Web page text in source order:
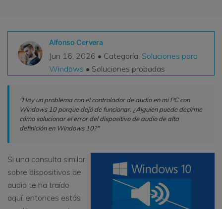
Recupera datos perdidos/eliminados gratis
Pruébalo Gratis
Otros Productos
Repairit - Reparar Datos
Alfonso Cervera
Jun 16, 2026 • Categoría: Soluciones para
Windows • Soluciones probadas
"Hay un problema con el controlador de audio en mi PC con
Windows 10 porque dejó de funcionar. ¿Alguien puede decirme
cómo solucionar el error del dispositivo de audio de alta
definición en Windows 10?"
Si una consulta similar
sobre dispositivos de
audio te ha traído
aquí, entonces estás